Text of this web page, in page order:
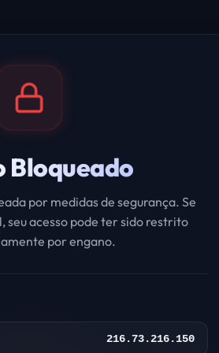
Bloqueado
por medidas de segurança. Se
seu acesso pode ter sido restrito
por engano.
216.73.216.150